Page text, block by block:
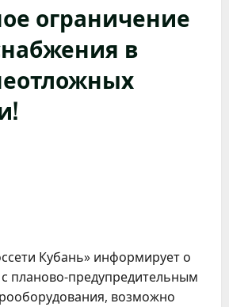
ограничение
в
Кубань» информирует о
планово-предупредительным
возможно